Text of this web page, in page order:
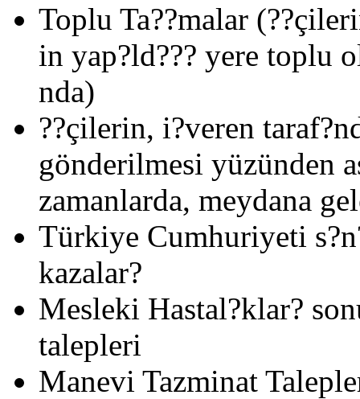
Toplu Ta??malar
in yap?ld??? yere toplu
nda)
??çilerin, i?veren
gönderilmesi yüzünden
zamanlarda, meydana
Türkiye Cumhuriyeti
kazalar?
Mesleki Hastal?klar?
talepleri
Manevi Tazminat